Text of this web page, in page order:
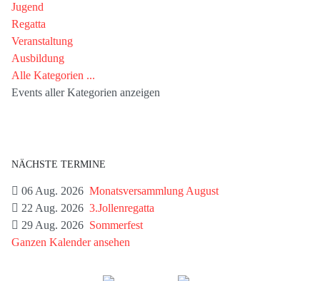
Jugend
Regatta
Veranstaltung
Ausbildung
Alle Kategorien ...
Events aller Kategorien anzeigen
NÄCHSTE TERMINE
06 Aug. 2026 Monatsversammlung August
22 Aug. 2026 3.Jollenregatta
29 Aug. 2026 Sommerfest
Ganzen Kalender ansehen